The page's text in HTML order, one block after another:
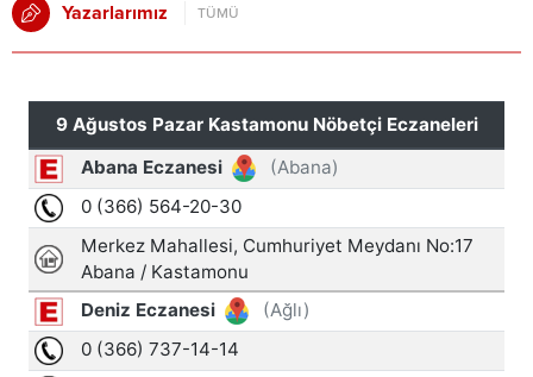
Yazarlarımız TÜMÜ